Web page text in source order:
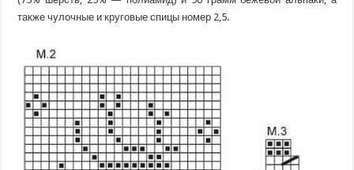
также чулочные и круговые спицы номер 2,5.